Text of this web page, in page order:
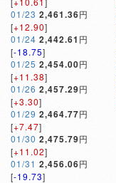
01/23 2,461.36円
[+12.90]
01/24 2,442.61 円
[-18.75]
01/25 2,454.00円
[+11.38]
01/26 2,457.29円
[+3.30]
01/29 2,464.77円
[+7.47]
01/30 2,475.79円
[+11.02]
01/31 2,456.06円
[-19.73]